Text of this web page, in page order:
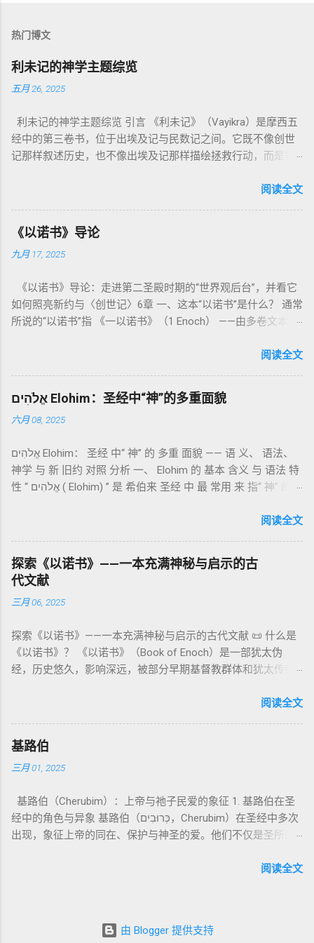
热门博文
利未记的神学主题综览
五月 26, 2025
利未记的神学主题综览 引言 《利未记》（Vayikra）是摩西五
经中的第三卷书，位于出埃及记与民数记之间。它既不像创世
记那样叙述历史，也不像出埃及记那样描绘拯救行动，而是将
内容看似仪式化，《利未记》却揭示了 神的临在如何规范人类
为我耶和华你们的神是圣洁的。”（利未记19:2） 这节经文构成
整卷书的中心神学。希伯来文“קָדוֹשׁ”（kadosh）不仅意味着道
德上的圣洁，更意味着“分别出来”、“归属于神”。 《利未记》教
中活出“圣洁”。圣洁不仅是内心态度，更是生活方式。 二、献
祭制度：与神相交的通道 前七章详细描述五种祭： 燔祭
（olah）：全然献上，象征奉献与赎罪； 素祭 （minchah）：
团契的象征； 赎罪祭 （chatat）：针对无意之罪的遮盖； 赎愆
祭 （asham）：针对特定罪行的赔偿与赎回。 这些制度不是单
纯宗教仪式，而是 神提供给罪人恢复关系的方式 。 希伯来文
祂的子民得洁净并维系同在。 三、祭司制度与敬拜秩序 亚伦与
记》强调他们的洁净、服饰、行为都必须与神的圣洁相称。 祭
司是 圣所的看守者、律法的教导者与百姓的代求者 。他们的失
败（如拿答与亚比户擅献凡火）立刻带来神的审判（利10
限 第11–15章讲述关于食物、疾病（如大麻风）、体液等“洁净
与不洁”的律例。其目的不是为了迷信或隔离，而是建立 圣洁与
秩序感 ，帮助以色列人活在神的同在中。 “洁净”不是等同于“无
罪”，而是不妨碍与神交往的状态。圣所是神居住之地，进入必
16章描述每年一次的“赎罪日”（Yom Kippur），大祭司进入至
心： 神愿意居住在人中间； 罪必须被遮盖才能维持这同在；
神主动提供遮罪之道（两个祭牲，特别是“为耶和华”的与“归于
亚撒泻勒”的）。 这预表...
阅读全文
《以诺书》导论
九月 17, 2025
《以诺书》导论：走进第二圣殿时期的“世界观后台”，并看它
如何照亮新约与〈创世记〉6章 一、这本“以诺书”是什么？ 通常
所说的“以诺书”指 《一以诺书》（1 Enoch） ——由多卷文本构
世纪），虽不在犹太/基督教主流正典之内（ 埃塞俄比亚正教
吉兹语（埃塞俄比亚语） 保存， 死海古卷 出土了多份 阿拉姆
语 残卷，另有 希腊文 片段，显示其广泛流传。 《一以诺书》
大体由五部分组成（作者与年代各异）： 《守望者之书》（1–
通婚、巨人（尼非利人）的出现，以及神对其囚禁与审判。
《比喻/相似喻之书》（37–71） ：频繁出现“ 那位人子/拣选
者/义者 ”，刻画末世审判与王权。 《天文之书》（72–82） ：
：以异象回顾以色列史并预示末世。 《以诺书信》（91–108）
：智慧训诫、“祸哉”、义人与恶人的结局等。 提示：另有《二
以诺书》（斯拉夫文）与《三以诺书》（希伯来文），属更晚
期以诺传统，不等同于《一以诺书》。 二、为什么重要？——
它是新约作者与读者共享的“语境词典” 1）新约中的直接/间接
呼应 犹大书14–15 几乎逐字引 1 Enoch 1:9（“主带着千万圣者
的“深渊囚禁”叙事共振。 彼后2:4 用“ 他他路斯 （Tartarus）”指
天使囚禁之所，贴近以诺传统语境。 福音书/启示录 中的“ 人子
来临与天使同来、坐在荣耀宝座审判列国 ”（太24–25；启1、
观 ：以诺将“巨人之灵”为游行污灵的渊源学解释，补给了新约
驱魔叙事背后的“灵界词库”（可1、路8；亦参弗6:12“执政掌
权”）。 阴间与审判意象 ：Sheol 的分区、册卷与火刑等图像，
：以诺传统对压迫者的“祸哉”，与 雅各书 对不义富者的警告
阅读全文
אֱלֹהִים Elohim：圣经中“神”的多重面貌
六月 08, 2025
אֱלֹהִים Elohim： 圣经 中“ 神” 的 多重 面貌 —— 语 义、 语法、
神学 与 新 旧约 对照 分析 一、 Elohim 的 基本 含义 与 语法 特
性 “ אֱלֹהִים ( Elohim) ” 是 希伯来 圣经 中 最 常用 来 指“ 神” 的
者”。 ✦ 语法 现象： Elohim 是 一个 复数 形式 （“- im” 后
世 记 1: 1）； 在 其他 语 境 中也 可 用于 复数 意义， 如 指 多
神、 属 灵 存在、 审判 官 等； 因此， 需 借助 上下文 判断 语
义 和 神学 定位 。 二、 希伯来 圣经 中 Elohim 的 主要 用法 与
示例 分类 类型 用法 说明 示例 经文 含义 1. 真神 指 以色列 的
所 崇拜 的 神祇 出 20: 3 假 神/ 偶像（ gods） 3. 属 灵 存在
神 的 众 子、 天使、 神圣 议会 成员 诗 82: 1, 申 32: 8– 9
神圣 存在（ divine beings） 4. 法官 被 委托 施行 神 审判者 出
权 代表 受托 执行 神 旨意 的 人（ 如 摩西） 出 7: 1 神 的 代言
人（ divine proxy） 6. 强调 威严 复数 形式 强调 尊贵 超自然 的
显现 撒 上 28: 13 灵界 显现 或 尊称（ majestic plural） 三、
每一 类 的 代表 经文 解读 1. 真神 的 独 一 性（ 创世 记 1: 1） “
בְּרֵאשִׁית בָּרָא אֱלֹהִים...” “ 起初， 神（ Elohim） 创造 天地。” 尽
语法 结构 显示 这 是在 强调 一位 ...
阅读全文
探索《以诺书》——一本充满神秘与启示的古
代文献
三月 06, 2025
探索《以诺书》——一本充满神秘与启示的古代文献 📜 什么是
《以诺书》？ 《以诺书》（Book of Enoch）是一部犹太伪
经，历史悠久，影响深远，被部分早期基督教群体和犹太传统
的曾祖父——的名义写成，包含大量关于天使、堕落、审判和弥
行，神将他取去，他就不在世了。” 这一神秘的记载激发了后世
关于以诺与神的关系、天国奥秘的丰富想象。《以诺书》便是
这种想象的结晶。 📖《以诺书》的主要内容 《以诺书》并非一
之书》（1 Enoch 1-36） 讲述堕落天使（守望者，Watchers）
如何违背神的命令，与人类女子结合，生下巨人（Nephilim）。
这些天使教授人类各种知识，如金属锻造、药草使用和占星
洪水洁净世界。 这一描述与《创世记 6:1-4》的“神的众子”相呼
子看见人的女子美貌，就随意挑选，娶来为妻。他们与女子交
合后，生下了伟人（Nephilim），那时候的伟人就是古时英武有
阅读全文
基路伯
三月 01, 2025
基路伯（Cherubim）：上帝与祂子民爱的象征 1. 基路伯在圣
经中的角色与异象 基路伯（כְּרוּבִים，Cherubim）在圣经中多次
出现，象征上帝的同在、保护与神圣的爱。他们不仅是圣所的
护者 在《创世记》3:24中，基路伯首次出现，被安置在伊甸园
入伊甸园。这象征着罪的阻隔，也反映出人类与神分离后的失
阅读全文
由 Blogger 提供支持